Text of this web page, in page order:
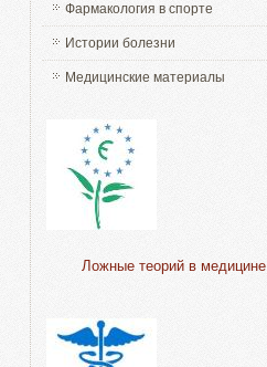
Фармакология в спорте
Истории болезни
Медицинские материалы
Ложные теорий в медицине